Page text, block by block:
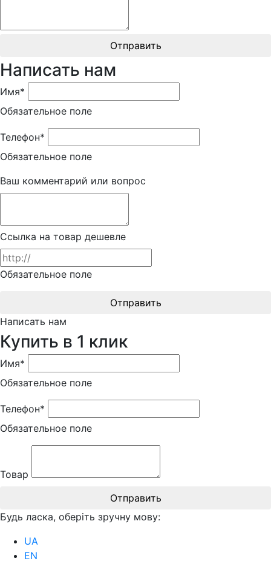
Отправить
Написать нам
Имя*
Обязательное поле
Телефон*
Обязательное поле
Ваш комментарий или вопрос
Ссылка на товар дешевле
Обязательное поле
Отправить
Написать нам
Купить в 1 клик
Имя*
Обязательное поле
Телефон*
Обязательное поле
Товар
Отправить
Будь ласка, оберіть зручну мову:
UA
EN